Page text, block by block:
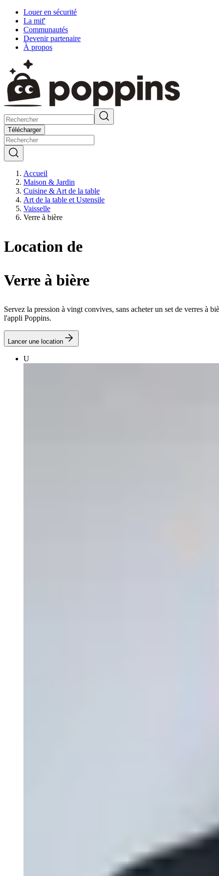
Louer en sécurité
La mif'
Communautés
Devenir partenaire
À propos
Télécharger
Accueil
Maison & Jardin
Cuisine & Art de la table
Art de la table et Ustensile
Vaisselle
Verre à bière
Location de
Verre à bière
Servez la pression à vingt convives, sans acheter un set de verres à
l'appli Poppins.
Lancer une location
U